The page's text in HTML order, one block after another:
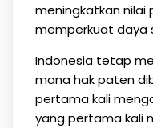
meningkatkan nilai
memperkuat daya
Indonesia tetap
mana hak paten
pertama kali
yang pertama kali